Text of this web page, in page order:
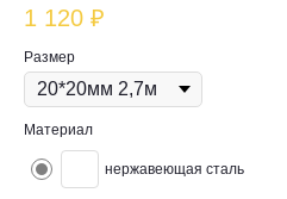
1 120 ₽
Размер
Материал
нержавеющая сталь